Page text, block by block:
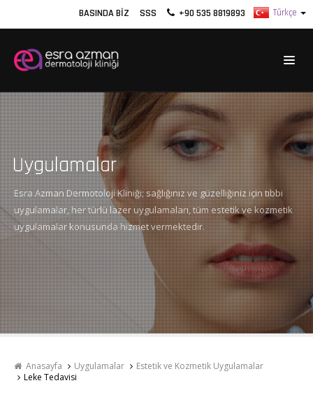
BASINDA BIZ SSS +90 535 8819893
Uygulamalar
Esra Azman Dermotoloji Kliniği; sağlığınız ve güzelliğiniz için tıbbi
uygulamalar, her türlü lazer uygulamaları, tüm estetik ve kozmetik
uygulamalar konusunda hizmet vermektedir.
Anasayfa Uygulamalar
Estetik ve Kozmetik Uygulamalar
Leke Tedavisi